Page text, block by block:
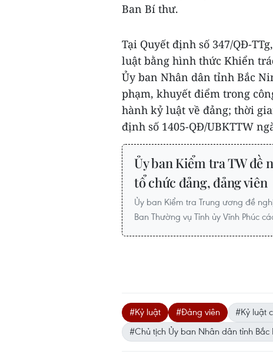
Ban Bí thư.
Tại Quyết định số 347/QĐ-
luật bằng hình thức Khiển
Ủy ban Nhân dân tỉnh Bắc
phạm, khuyết điểm trong
hành kỷ luật về đảng; thời
định số 1405-QĐ/UBKTTW
Ủy ban Kiểm tra TW đề
tổ chức đảng, đảng viên
Ủy ban Kiểm tra Trung ương đề
Ban Thường vụ Tỉnh ủy Vĩnh Phúc
#Kỷ luật #Đảng viên #Kỷ luật
#Chủ tịch Ủy ban Nhân dân tỉnh Bắc